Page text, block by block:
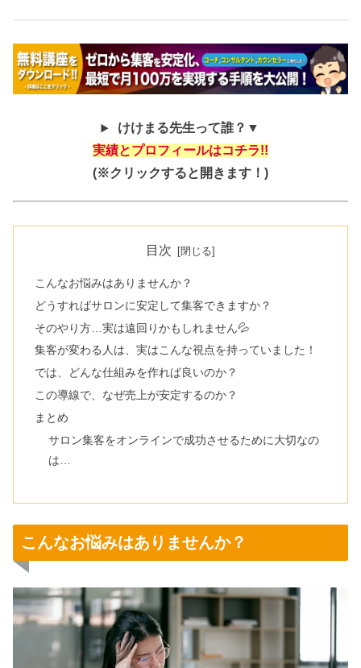
けけまる先生って誰？▼
実績とプロフィールはコチラ!!
(※クリックすると開きます！)
目次
こんなお悩みはありませんか？
どうすればサロンに安定して集客できますか？
そのやり方…実は遠回りかもしれません💦
集客が変わる人は、実はこんな視点を持っていました！
では、どんな仕組みを作れば良いのか？
この導線で、なぜ売上が安定するのか？
まとめ
サロン集客をオンラインで成功させるために大切なの
は…
こんなお悩みはありませんか？